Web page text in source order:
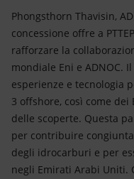
Phongsthorn Thavisin,
concessione offre a
rafforzare la
mondiale Eni e ADNOC.
esperienze e tecnologia
3 offshore, così come
delle scoperte. Questa
per contribuire
degli idrocarburi e per
negli Emirati Arabi Uniti.